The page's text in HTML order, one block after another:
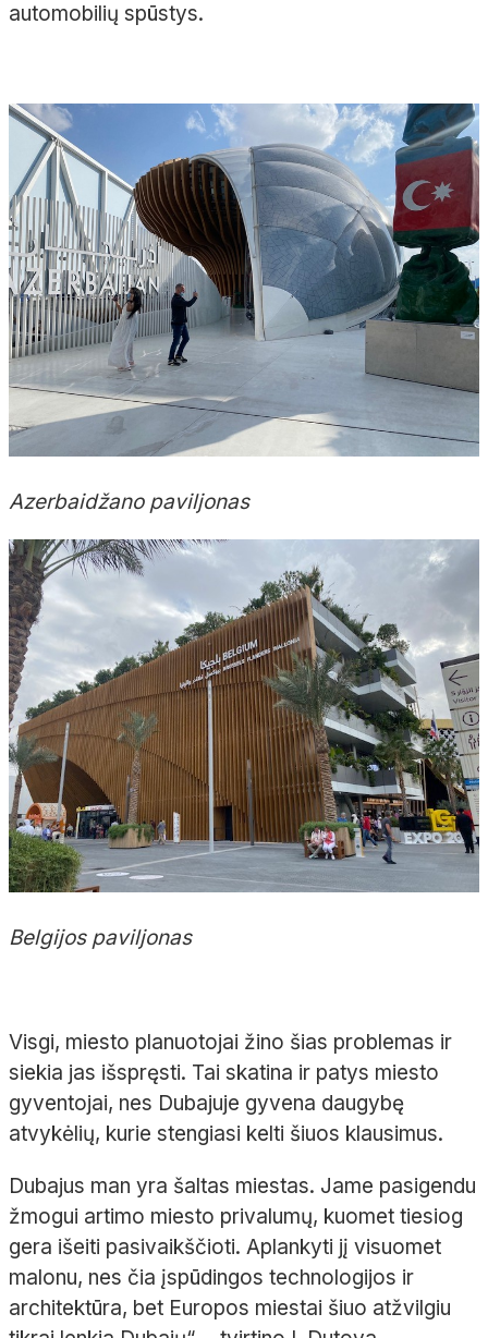
automobilių spūstys.
Azerbaidžano paviljonas
Belgijos paviljonas
Visgi, miesto planuotojai žino šias problemas ir
siekia jas išspręsti. Tai skatina ir patys miesto
gyventojai, nes Dubajuje gyvena daugybę
atvykėlių, kurie stengiasi kelti šiuos klausimus.
Dubajus man yra šaltas miestas. Jame pasigendu
žmogui artimo miesto privalumų, kuomet tiesiog
gera išeiti pasivaikščioti. Aplankyti jį visuomet
malonu, nes čia įspūdingos technologijos ir
architektūra, bet Europos miestai šiuo atžvilgiu